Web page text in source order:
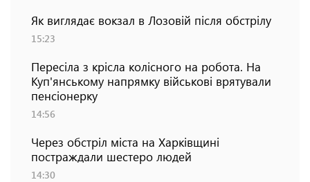
Як виглядає вокзал в Лозовій після обстрілу
15:23
Пересіла з крісла колісного на робота. На
Куп'янському напрямку військові врятували
пенсіонерку
14:56
Через обстріл міста на Харківщині
постраждали шестеро людей
14:30